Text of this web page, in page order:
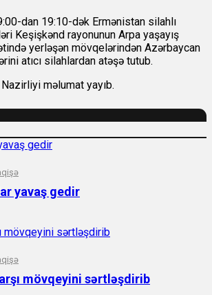
dan 19:10-dək Ermənistan silahlı
Keşişkənd rayonunun Arpa yaşayış
yerləşən mövqelərindən Azərbaycan
atıcı silahlardan atəşə tutub.
məlumat yayıb.
yavaş gedir
mövqeyini sərtləşdirib